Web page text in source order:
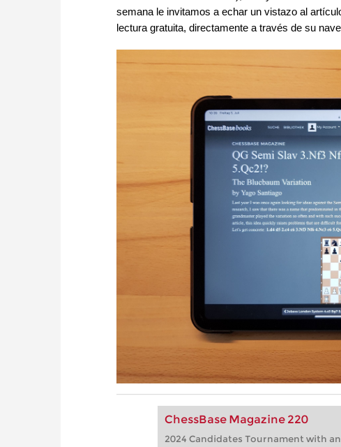
semana le invitamos a echar un vistazo al
lectura gratuita, directamente a través de su
ChessBase Magazine 220
2024 Candidates Tournament with